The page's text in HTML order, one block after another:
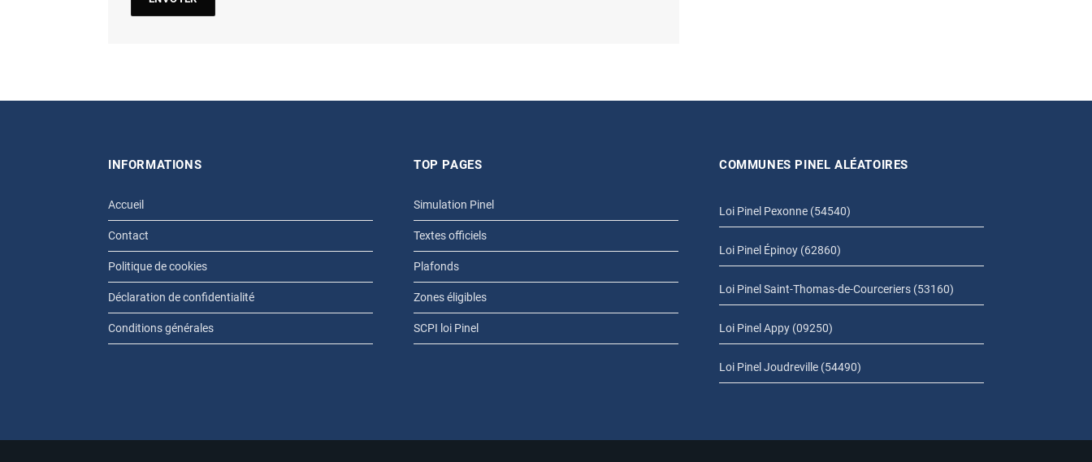
INFORMATIONS
Accueil
Contact
Politique de cookies
Déclaration de confidentialité
Conditions générales
TOP PAGES
Simulation Pinel
Textes officiels
Plafonds
Zones éligibles
SCPI loi Pinel
COMMUNES PINEL ALÉATOIRES
Loi Pinel Pexonne (54540)
Loi Pinel Épinoy (62860)
Loi Pinel Saint-Thomas-de-Courceriers (53160)
Loi Pinel Appy (09250)
Loi Pinel Joudreville (54490)